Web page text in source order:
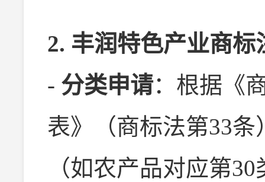
2. 丰润特色产业商
- 分类申请：根据《
表》（商标法第33
（如农产品对应第